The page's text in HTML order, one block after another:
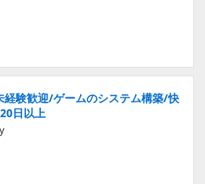
験歓迎/ゲームのシステム構築/快
日以上